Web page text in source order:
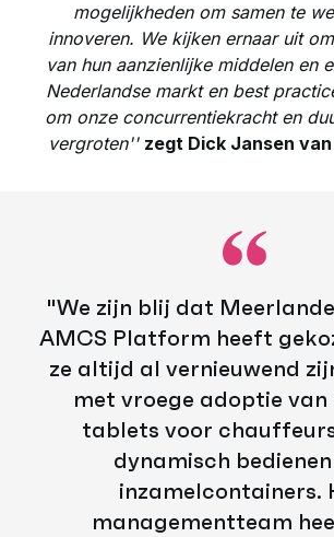
mogelijkheden om samen te
innoveren. We kijken ernaar uit
van hun aanzienlijke middelen en
Nederlandse markt en best
om onze concurrentiekracht en
vergroten'' zegt Dick Jansen
''We zijn blij dat
AMCS Platform heeft
ze altijd al vernieuwend
met vroege adoptie van
tablets voor
dynamisch
inzamelcontainers.
managementteam